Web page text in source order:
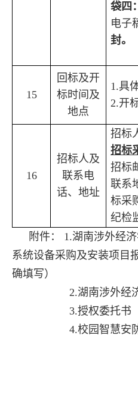
袋四
电子
封。
15
回标及开
标时间及
地点
1.具
2.开
16
招标人及
联系电
话、地址
招标
招标
招标
联系
标采
纪检
附件： 1.湖南涉外经
系统设备采购及安装项目
确填写）
2.湖南涉外经
3.授权委托书
4.校园智慧安